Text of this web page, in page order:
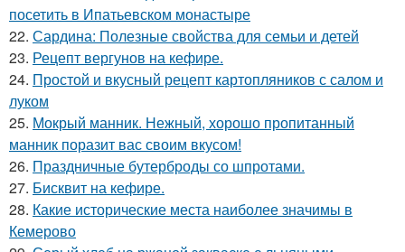
посетить в Ипатьевском монастыре
22. Сардина: Полезные свойства для семьи и детей
23. Рецепт вергунов на кефире.
24. Простой и вкусный рецепт картопляников с салом и
луком
25. Мокрый манник. Нежный, хорошо пропитанный
манник поразит вас своим вкусом!
26. Праздничные бутерброды со шпротами.
27. Бисквит на кефире.
28. Какие исторические места наиболее значимы в
Кемерово